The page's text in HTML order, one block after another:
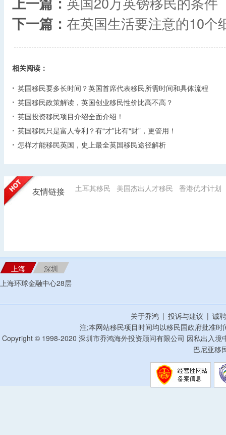
下一篇： 在英国生活要注意的10个
相关阅读：
英国移民要多长时间？英国首席代表移民所需时间和具体流程
英国移民政策解读，英国创业移民性价比高不高？
英国投资移民项目介绍全面介绍！
英国移民只是富人专利？有“才”比有“财”，更管用！
怎样才能移民英国，史上最全英国移民途径解析
友情链接 土耳其移民 美国杰出人才移民 香港优才计划
上海
深圳
上海环球金融中心28层
关于乔鸿 | 投诉与建议 | 诚
注;本网站移民项目时间均以移民国政府批准
Copyright © 1998-2020 深圳市乔鸿海外投资顾问有限公司 因私出入
巴尼亚移